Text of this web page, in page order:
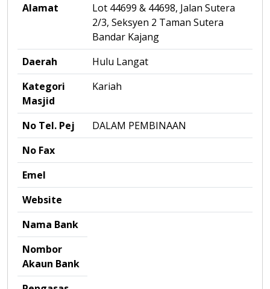
Alamat
Lot 44699 & 44698, Jalan Sutera
2/3, Seksyen 2 Taman Sutera
Bandar Kajang
Daerah
Hulu Langat
Kategori
Masjid
Kariah
No Tel. Pej
DALAM PEMBINAAN
No Fax
Emel
Website
Nama Bank
Nombor
Akaun Bank